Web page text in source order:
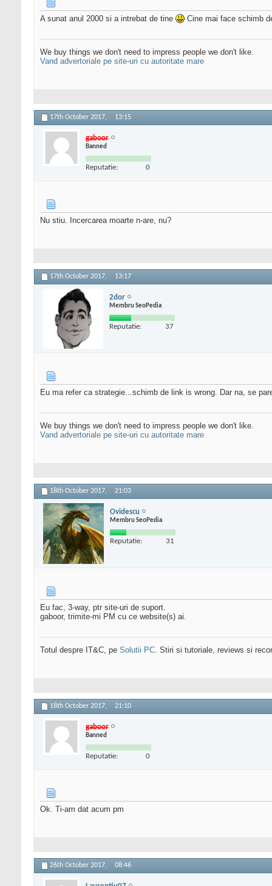
A sunat anul 2000 si a intrebat de tine Cine mai face schimb
We buy things we don't need to impress people we don't like.
Vand advertoriale pe site-uri cu autoritate mare
17th October 2017, 13:15
gaboor
Banned
Reputatie: 0
Nu stiu. Incercarea moarte n-are, nu?
17th October 2017, 13:17
2dor
Membru SeoPedia
Reputatie: 37
Eu ma refer ca strategie...schimb de link is wrong. Dar na, se
We buy things we don't need to impress people we don't like.
Vand advertoriale pe site-uri cu autoritate mare
18th October 2017, 21:03
Ovidescu
Membru SeoPedia
Reputatie: 31
Eu fac, 3-way, ptr site-uri de suport.
gaboor, trimite-mi PM cu ce website(s) ai.
Totul despre IT&C, pe Solutii PC. Stiri si tutoriale, reviews si
18th October 2017, 21:10
gaboor
Banned
Reputatie: 0
Ok. Ti-am dat acum pm
26th October 2017, 08:46